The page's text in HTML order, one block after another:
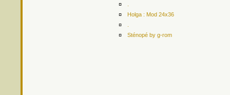
¤
¤
Holga : Mod 24x36
¤
¤
Sténopé by g-rom